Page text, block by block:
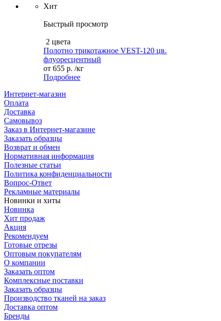
Хит
Быстрый просмотр
2 цвета
Полотно трикотажное VEST-120 цв.
флуоресцентный
от 655 р. /кг
Подробнее
Интернет-магазин
Оплата
Доставка
Самовывоз
Заказ в Интернет-магазине
Заказать образцы
Возврат и обмен
Нормативная информация
Полезные статьи
Политика конфиденциальности
Вопрос-Ответ
Рекламные материалы
Новинки и хиты
Новинка
Хит продаж
Акция
Рекомендуем
Готовые отрезы
Оптовым покупателям
О компании
Заказать оптом
Комплексные поставки
Заказать образцы
Производство тканей на заказ
Доставка оптом
Бренды